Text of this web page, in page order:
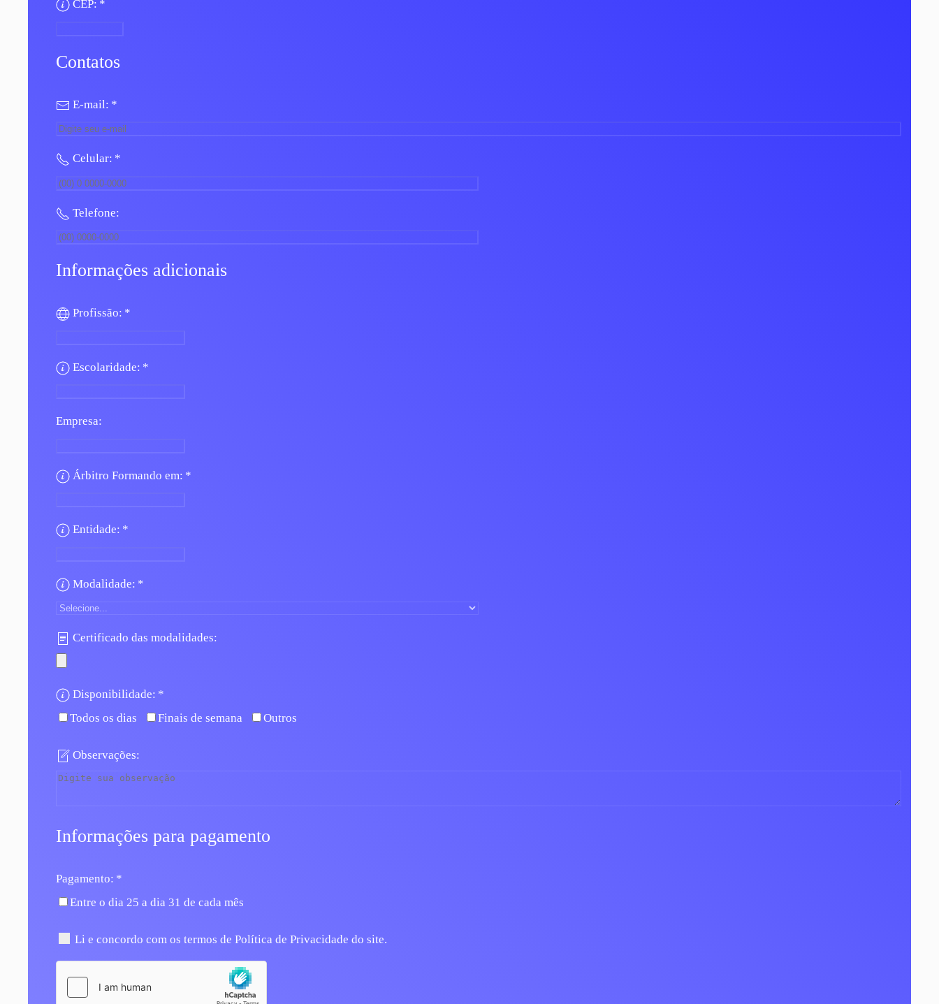
CEP: *
Contatos
E-mail: *
Celular: *
Telefone:
Informações adicionais
Profissão: *
Escolaridade: *
Empresa:
Árbitro Formando em: *
Entidade: *
Modalidade: *
Certificado das modalidades:
Disponibilidade: *
Todos os dias
Finais de semana Outros
Observações:
Informações para pagamento
Pagamento: *
Entre o dia 25 a dia 31 de cada mês
Li e concordo com os termos de Política de Privacidade do site.